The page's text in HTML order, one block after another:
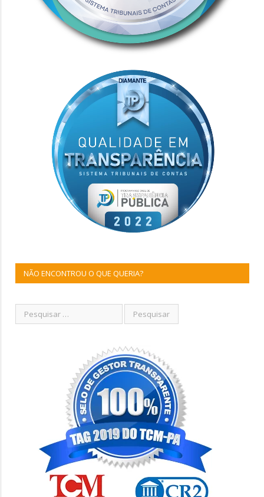
NÃO ENCONTROU O QUE QUERIA?